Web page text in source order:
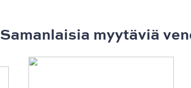
Samanlaisia ​​myytäviä